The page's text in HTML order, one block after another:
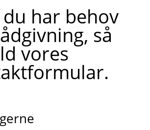
du har behov
så
vores